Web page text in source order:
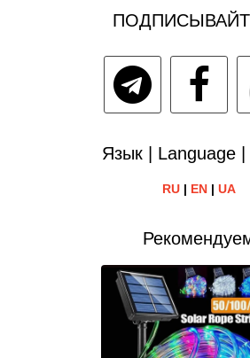
Язык | Language
RU| EN| UA